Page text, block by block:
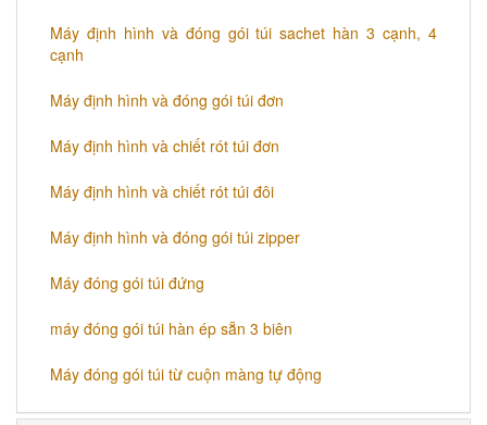
Máy định hình và đóng gói túi sachet hàn 3 cạnh, 4
cạnh
Máy định hình và đóng gói túi đơn
Máy định hình và chiết rót túi đơn
Máy định hình và chiết rót túi đôi
​Máy định hình và đóng gói túi zipper
Máy đóng gói túi đứng
máy đóng gói túi hàn ép sẵn 3 biên
Máy đóng gói túi từ cuộn màng tự động